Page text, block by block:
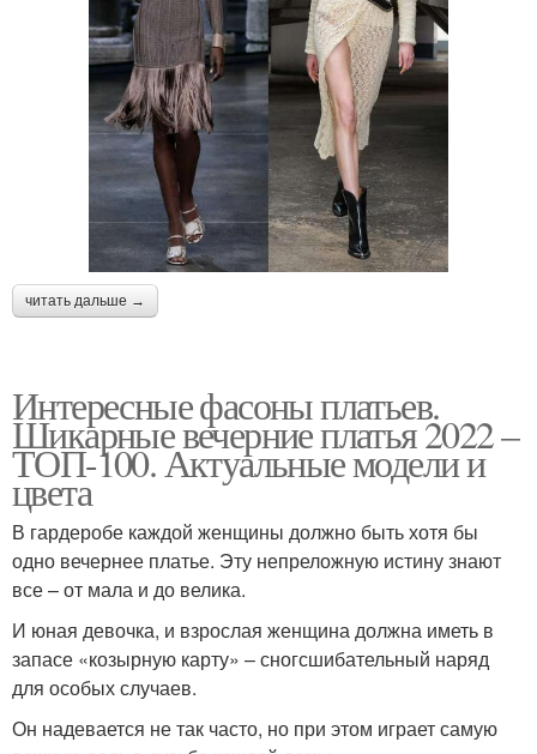
читать дальше →
Интересные фасоны платьев.
Шикарные вечерние платья 2022 –
ТОП-100. Актуальные модели и
цвета
В гардеробе каждой женщины должно быть хотя бы
одно вечернее платье. Эту непреложную истину знают
все – от мала и до велика.
И юная девочка, и взрослая женщина должна иметь в
запасе «козырную карту» – сногсшибательный наряд
для особых случаев.
Он надевается не так часто, но при этом играет самую